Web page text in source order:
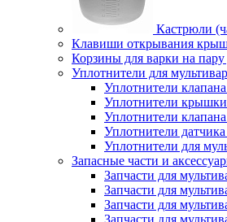
Кастрюли
Клавиши открывания
Корзины для варки на пару
Уплотнители для
Уплотнители
Уплотнители
Уплотнители
Уплотнители
Уплотнители для
Запасные части и
Запчасти для
Запчасти для
Запчасти для
Запчасти для